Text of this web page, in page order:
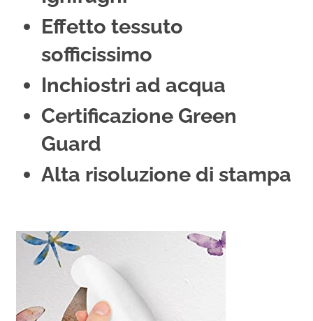
Effetto tessuto
sofficissimo
Inchiostri ad acqua
Certificazione Green
Guard
Alta risoluzione di stampa